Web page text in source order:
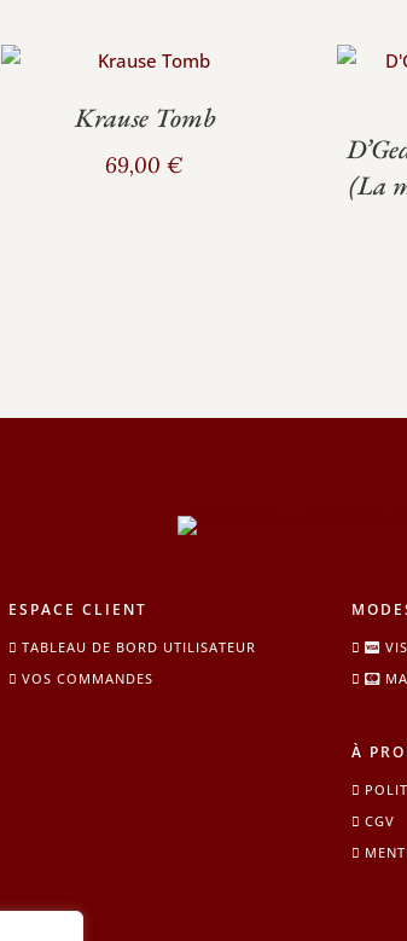
Krause Tomb
69,00€
(La
ESPACE CLIENT
TABLEAU DE BORD UTILISATEUR
VOS COMMANDES
À
CGV